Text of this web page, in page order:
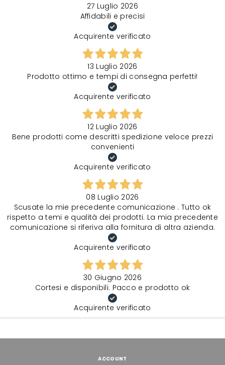
27 Luglio 2026
Affidabili e precisi
Acquirente verificato
13 Luglio 2026
Prodotto ottimo e tempi di consegna perfetti!
Acquirente verificato
12 Luglio 2026
Bene prodotti come descritti spedizione veloce prezzi
convenienti
Acquirente verificato
08 Luglio 2026
Scusate la mie precedente comunicazione . Tutto ok
rispetto a temi e qualità dei prodotti. La mia precedente
comunicazione si riferiva alla fornitura di altra azienda.
Acquirente verificato
30 Giugno 2026
Cortesi e disponibili. Pacco e prodotto ok
Acquirente verificato
ACCOUNT